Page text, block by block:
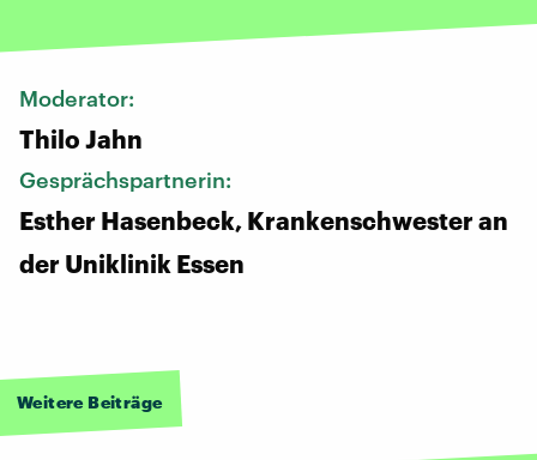
Moderator:
Thilo Jahn
Gesprächspartnerin:
Esther Hasenbeck, Krankenschwester an
der Uniklinik Essen
Weitere Beiträge